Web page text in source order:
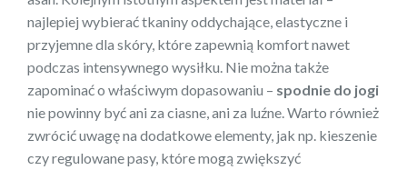
najlepiej wybierać tkaniny oddychające, elastyczne i
przyjemne dla skóry, które zapewnią komfort nawet
podczas intensywnego wysiłku. Nie można także
zapominać o właściwym dopasowaniu – spodnie do jogi
nie powinny być ani za ciasne, ani za luźne. Warto również
zwrócić uwagę na dodatkowe elementy, jak np. kieszenie
czy regulowane pasy, które mogą zwiększyć